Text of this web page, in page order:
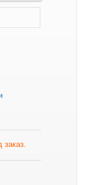
заказ.